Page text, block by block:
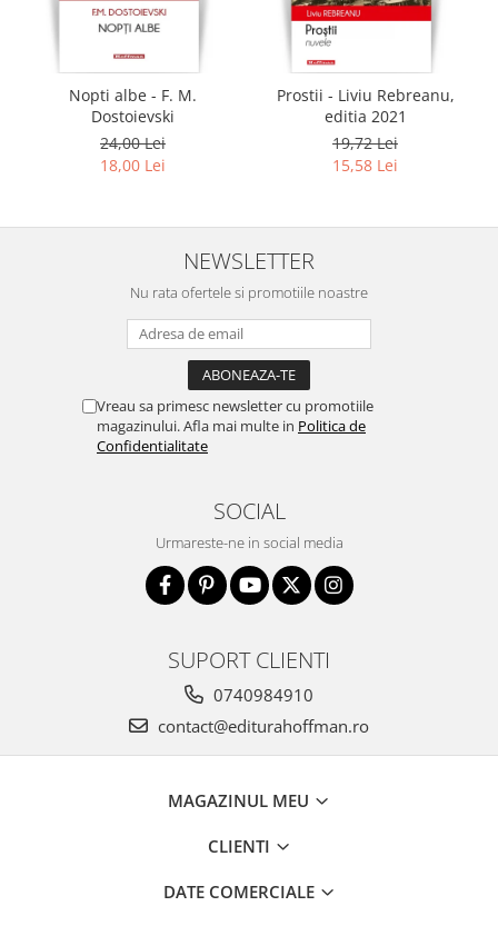
Nopti albe - F. M.
Dostoievski
24,00 Lei
18,00 Lei
Prostii - Liviu Rebreanu,
editia 2021
19,72 Lei
15,58 Lei
NEWSLETTER
Nu rata ofertele si promotiile noastre
Vreau sa primesc newsletter cu promotiile
magazinului. Afla mai multe in Politica de
Confidentialitate
SOCIAL
Urmareste-ne in social media
SUPORT CLIENTI
0740984910
contact@editurahoffman.ro
MAGAZINUL MEU
CLIENTI
DATE COMERCIALE